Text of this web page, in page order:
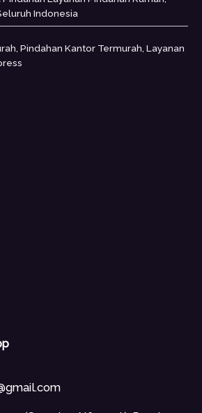
Indonesia
Pindahan Kantor Termurah, Layanan